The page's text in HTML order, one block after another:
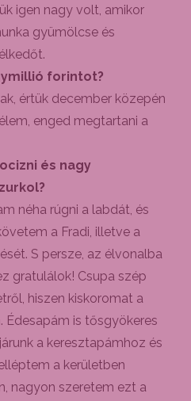
igen nagy volt, amikor
gyümölcse és
forintot?
értük december közepén
enged megtartani a
és nagy
néha rúgni a labdát, és
a Fradi, illetve a
S persze, az élvonalba
gratulálok! Csupa szép
hiszen kiskoromat a
is tősgyökeres
a keresztapámhoz és
a kerületben
nagyon szeretem ezt a